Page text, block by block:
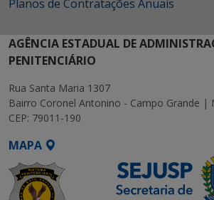
Planos de Contratações Anuais
AGÊNCIA ESTADUAL DE
PENITENCIÁRIO
Rua Santa Maria 1307
Bairro Coronel Antonino - Campo Grande |
CEP: 79011-190
MAPA